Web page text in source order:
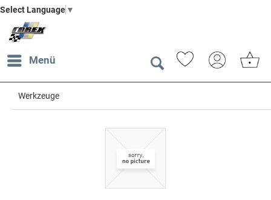
Select Language ▼
Menü
Werkzeuge